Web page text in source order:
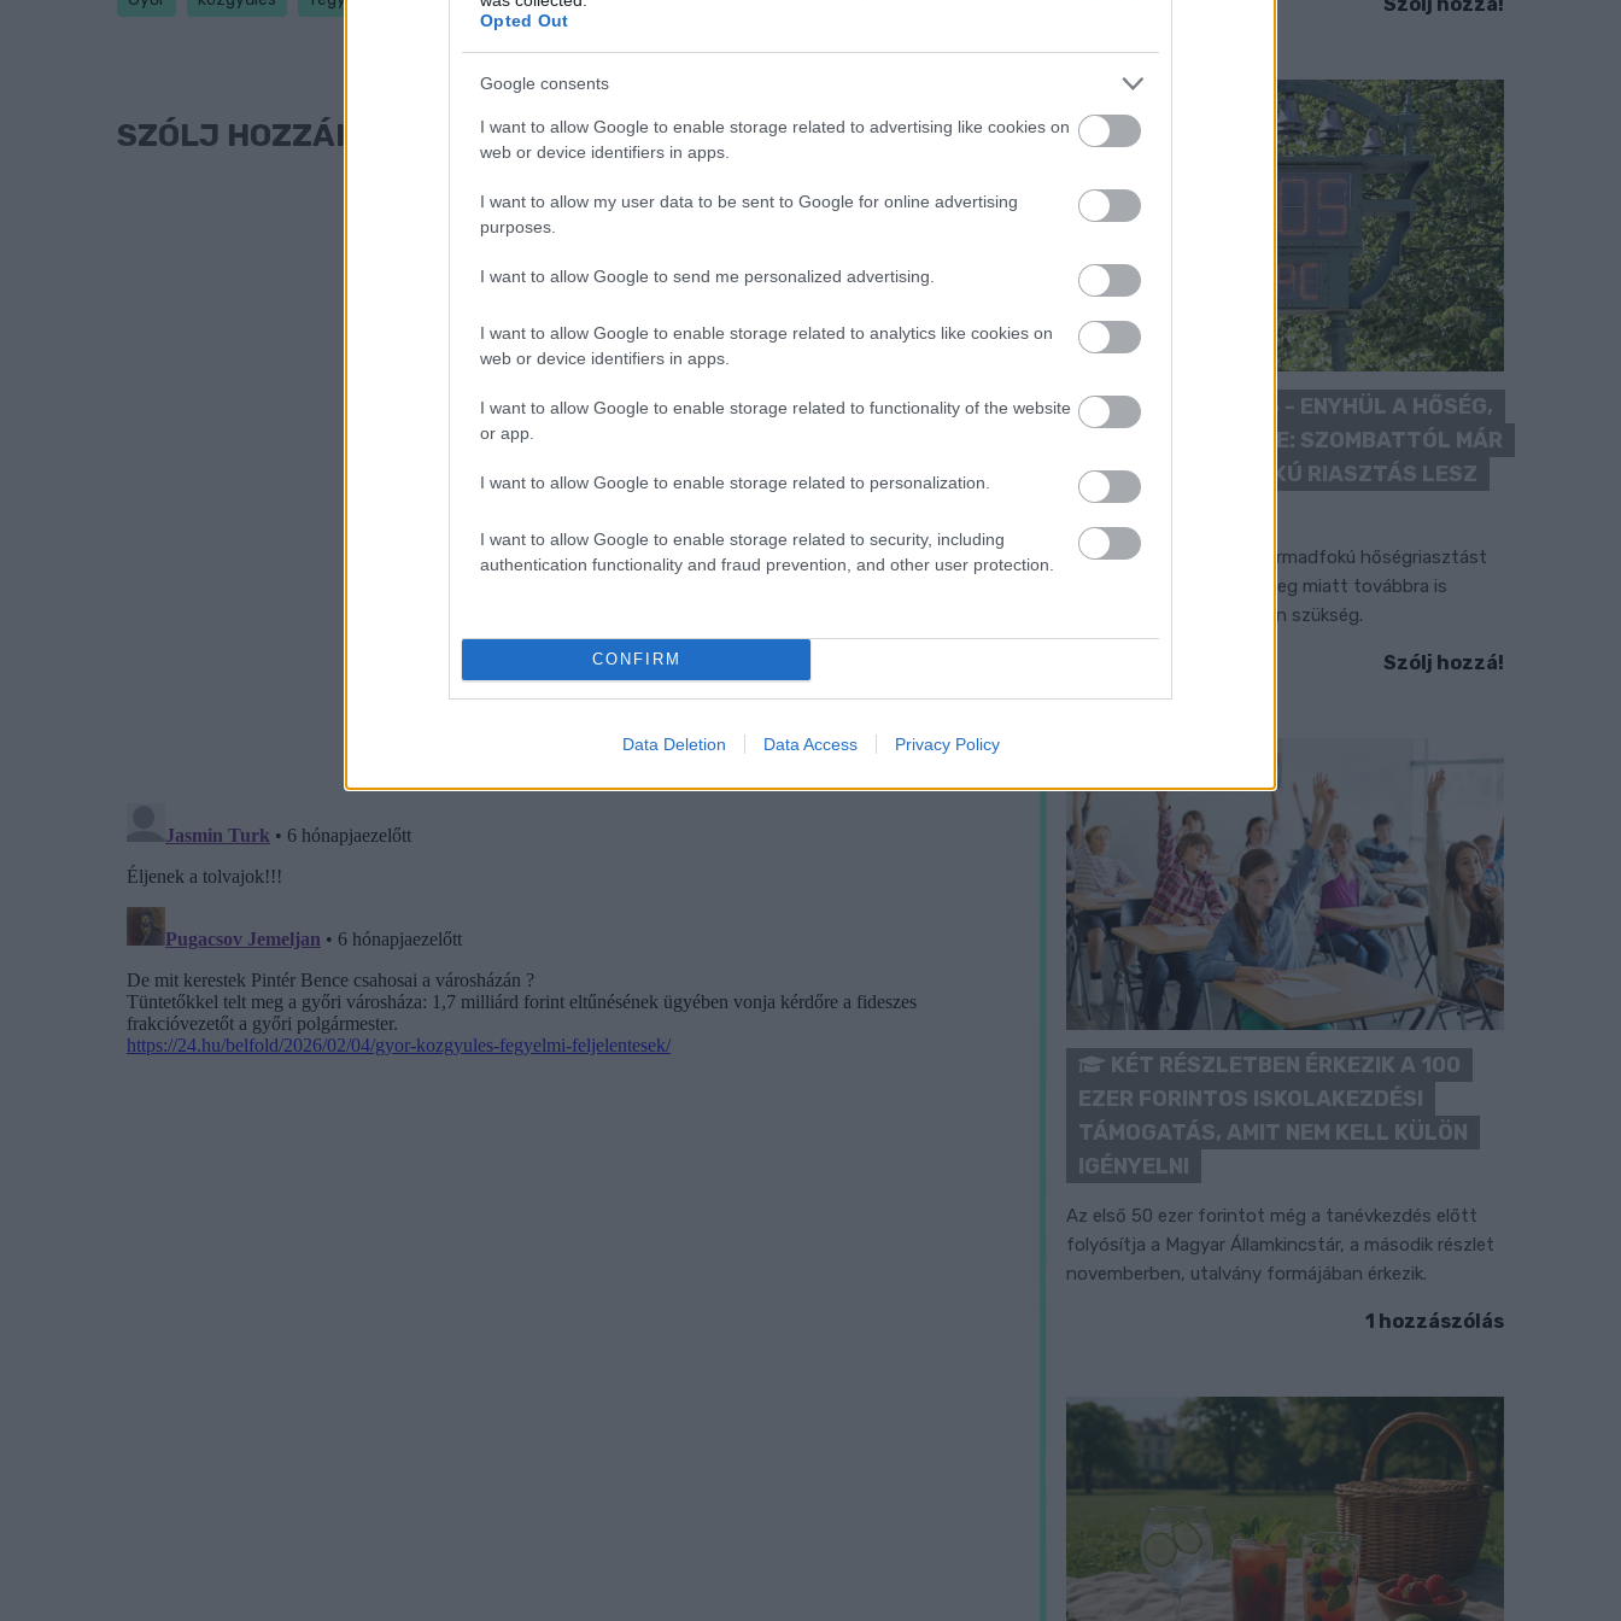
Opted Out
Google consents
I want to allow Google to enable storage related to advertising like cookies on
web or device identifiers in apps.
I want to allow my user data to be sent to Google for online advertising
purposes.
I want to allow Google to send me personalized advertising.
I want to allow Google to enable storage related to analytics like cookies on
web or device identifiers in apps.
I want to allow Google to enable storage related to functionality of the website
or app.
I want to allow Google to enable storage related to personalization.
I want to allow Google to enable storage related to security, including
authentication functionality and fraud prevention, and other user protection.
CONFIRM
Data Deletion Data Access Privacy Policy
SZÓLJ HOZZÁ!
KÁNIKULA 2026 - ENYHÜL A HŐSÉG,
DE MÉG NINCS VÉGE: SZOMBATTÓL MÁR
“CSAK” MÁSODFOKÚ RIASZTÁS LESZ
ÉRVÉNYBEN
A július vége óta tartó harmadfokú hőségriasztást
mérséklik, de a tartós meleg miatt továbbra is
fokozott óvatosságra van szükség.
Szólj hozzá!
KÉT RÉSZLETBEN ÉRKEZIK A 100
EZER FORINTOS ISKOLAKEZDÉSI
TÁMOGATÁS, AMIT NEM KELL KÜLÖN
IGÉNYELNI
Az első 50 ezer forintot még a tanévkezdés előtt
folyósítja a Magyar Államkincstár, a második részlet
novemberben, utalvány formájában érkezik.
1 hozzászólás